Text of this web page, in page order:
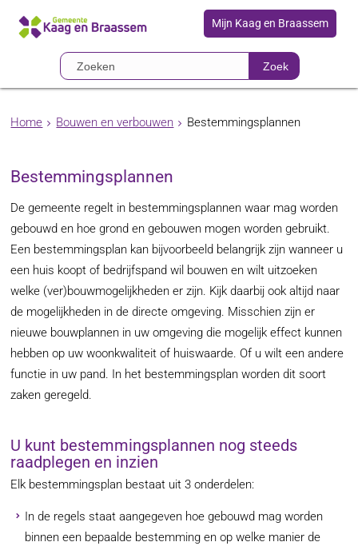
Mijn Kaag en Braassem
Zoek
Home Bouwen en verbouwen Bestemmingsplannen
Bestemmingsplannen
De gemeente regelt in bestemmingsplannen waar mag worden
gebouwd en hoe grond en gebouwen mogen worden gebruikt.
Een bestemmingsplan kan bijvoorbeeld belangrijk zijn wanneer u
een huis koopt of bedrijfspand wil bouwen en wilt uitzoeken
welke (ver)bouwmogelijkheden er zijn. Kijk daarbij ook altijd naar
de mogelijkheden in de directe omgeving. Misschien zijn er
nieuwe bouwplannen in uw omgeving die mogelijk effect kunnen
hebben op uw woonkwaliteit of huiswaarde. Of u wilt een andere
functie in uw pand. In het bestemmingsplan worden dit soort
zaken geregeld.
U kunt bestemmingsplannen nog steeds
raadplegen en inzien
Elk bestemmingsplan bestaat uit 3 onderdelen:
In de regels staat aangegeven hoe gebouwd mag worden
binnen een bepaalde bestemming en op welke manier de